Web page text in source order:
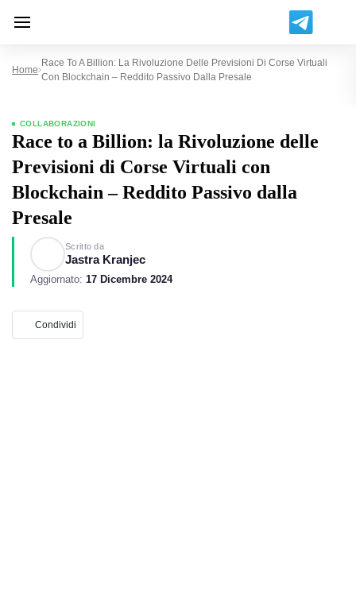
Home
Race To A Billion: La Rivoluzione Delle Previsioni Di Corse Virtuali
Con Blockchain – Reddito Passivo Dalla Presale
COLLABORAZIONI
Race to a Billion: la Rivoluzione delle
Previsioni di Corse Virtuali con
Blockchain – Reddito Passivo dalla
Presale
Scritto da
Jastra Kranjec
Aggiornato: 17 Dicembre 2024
Condividi